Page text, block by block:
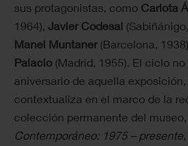
sus protagonistas, como Carlota
1964), Javier Codesal
Manel Muntaner(Barcelona,
Palacio (Madrid, 1955). El ciclo
aniversario de aquella
contextualiza en el marco de la
colección permanente del museo,
Contemporáneo: 1975 – presente